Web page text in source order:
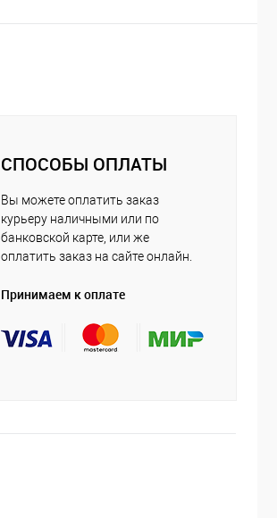
СПОСОБЫ ОПЛАТЫ
Вы можете оплатить заказ
курьеру наличными или по
банковской карте, или же
оплатить заказ на сайте онлайн.
Принимаем к оплате